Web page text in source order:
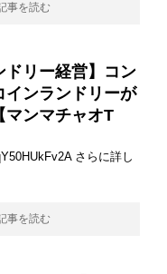
事を読む
ドリー経営】コン
インランドリーが
マンマチャオT
さらに詳し
事を読む